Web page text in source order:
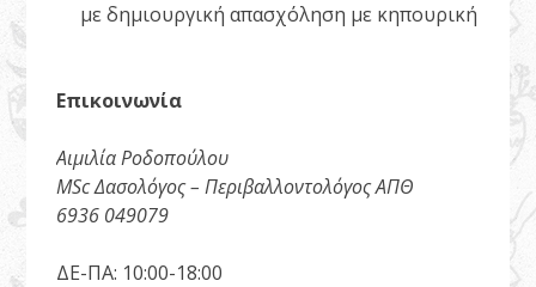
με δημιουργική απασχόληση με κηπουρική
Επικοινωνία
Αιμιλία Ροδοπούλου
MSc Δασολόγος – Περιβαλλοντολόγος ΑΠΘ
6936 049079
ΔΕ-ΠΑ: 10:00-18:00